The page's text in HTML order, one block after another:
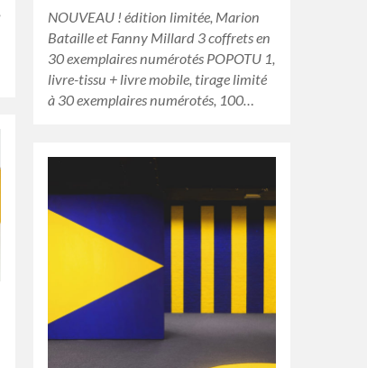
NOUVEAU ! édition limitée, Marion
Bataille et Fanny Millard 3 coffrets en
30 exemplaires numérotés POPOTU 1,
livre-tissu + livre mobile, tirage limité
à 30 exemplaires numérotés, 100…